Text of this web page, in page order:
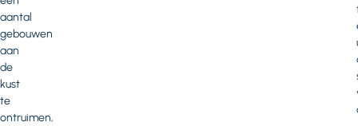
aantal
gebouwen
aan
de
kust
te
ontruimen,